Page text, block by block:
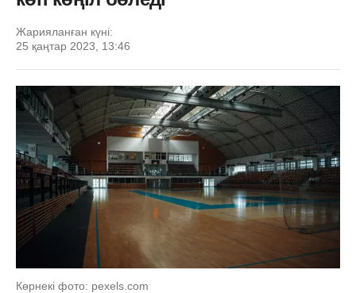
Жарияланған күні:
25 қаңтар 2023, 13:46
Көрнекі фото: pexels.com